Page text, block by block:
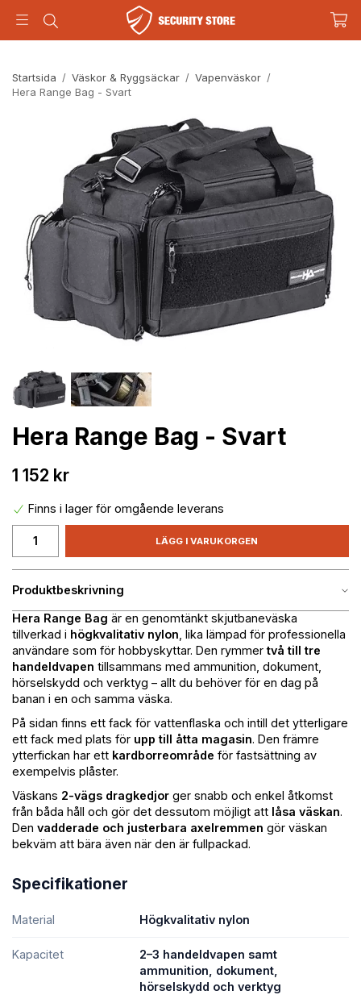
Startsida / Väskor & Ryggsäckar / Vapenväskor /
Hera Range Bag - Svart
Hera Range Bag - Svart
1 152 kr
Finns i lager för omgående leverans
LÄGG I VARUKORGEN
Produktbeskrivning
Hera Range Bag är en genomtänkt skjutbaneväska
tillverkad i högkvalitativ nylon , lika lämpad för professionella
användare som för hobbyskyttar. Den rymmertvå till tre
handeldvapen tillsammans med ammunition, dokument,
hörselskydd och verktyg – allt du behöver för en dag på
banan i en och samma väska.
På sidan finns ett fack för vattenflaska och intill det ytterligare
ett fack med plats för upp till åtta magasin. Den främre
ytterfickan har ett kardborreområde för fastsättning av
exempelvis plåster.
Väskans 2-vägs dragkedjor ger snabb och enkel åtkomst
från båda håll och gör det dessutom möjligt att låsa väskan.
Den vadderade och justerbara axelremmen gör väskan
bekväm att bära även när den är fullpackad.
Specifikationer
Material Högkvalitativ nylon
Kapacitet
2–3 handeldvapen samt
ammunition, dokument,
hörselskydd och verktyg